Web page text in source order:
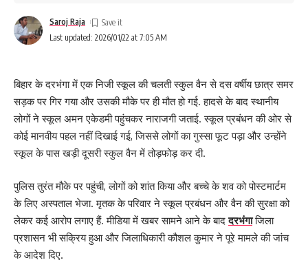
Last updated: 2026/01/22 at 7:05 AM
Saroj Raja
बिहार के दरभंगा में एक निजी स्कूल की चलती स्कुल वैन से दस वर्षीय छात्र समर
सड़क पर गिर गया और उसकी मौके पर ही मौत हो गई. हादसे के बाद स्थानीय
लोगों ने स्कूल अमन एकेडमी पहुंचकर नाराजगी जताई. स्कूल प्रबंधन की ओर से
कोई मानवीय पहल नहीं दिखाई गई, जिससे लोगों का गुस्सा फूट पड़ा और उन्होंने
स्कूल के पास खड़ी दूसरी स्कुल वैन में तोड़फोड़ कर दी.
पुलिस तुरंत मौके पर पहुंची, लोगों को शांत किया और बच्चे के शव को पोस्टमार्टम
के लिए अस्पताल भेजा. मृतक के परिवार ने स्कूल प्रबंधन और वैन की सुरक्षा को
लेकर कई आरोप लगाए हैं. मीडिया में खबर सामने आने के बाददरभंगाजिला
प्रशासन भी सक्रिय हुआ और जिलाधिकारी कौशल कुमार ने पूरे मामले की जांच
के आदेश दिए.